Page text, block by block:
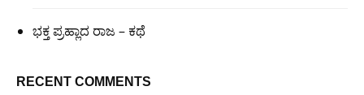
ಭಕ್ತ ಪ್ರಹ್ಲಾದ ರಾಜ – ಕಥೆ
RECENT COMMENTS